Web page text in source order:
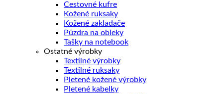
Cestovné kufre
Kožené ruksaky
Kožené zakladače
Púzdra na obleky
Tašky na notebook
Ostatné výrobky
Textilné výrobky
Textilné ruksaky
Pletené kožené výrobky
Pletené kabelky